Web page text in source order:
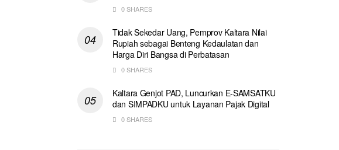
0 SHARES
Tidak Sekedar Uang, Pemprov Kaltara Nilai
Rupiah sebagai Benteng Kedaulatan dan
Harga Diri Bangsa di Perbatasan
0 SHARES
Kaltara Genjot PAD, Luncurkan E-SAMSATKU
dan SIMPADKU untuk Layanan Pajak Digital
0 SHARES